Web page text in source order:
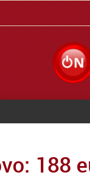
188